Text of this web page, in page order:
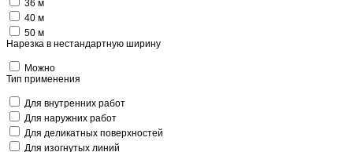
36 м
40 м
50 м
Нарезка в нестандартную ширину
Можно
Тип применения
Для внутренних работ
Для наружних работ
Для деликатных поверхностей
Для изогнутых линий